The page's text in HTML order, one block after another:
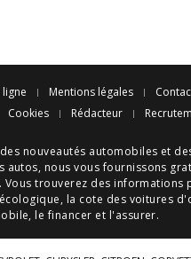
Mentions légales
Cookies Rédacteur
nouveautés automobiles et
autos, nous vous fournissons
. Vous trouverez des informations
, la cote des voitures
, le financer et l'assurer.